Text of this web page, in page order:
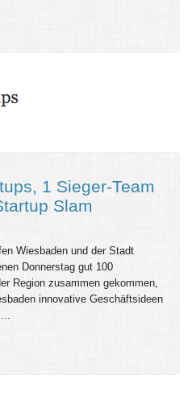
1 Sieger-Team
Slam
Wiesbaden und der Stadt
Donnerstag gut 100
Region zusammen gekommen,
innovative Geschäftsideen